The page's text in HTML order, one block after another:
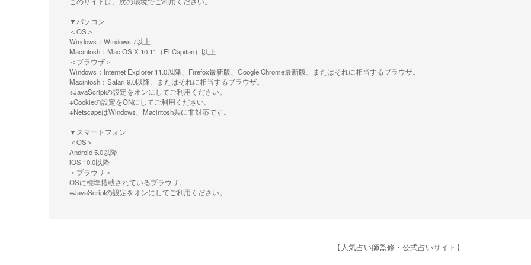
▼パソコン
＜OS＞
Windows：Windows 7以上
Macintosh：Mac OS X 10.11（El Capitan）以上
＜ブラウザ＞
Windows：Internet Explorer 11.0以降、Firefox最新版、Google Chrome最新版、またはそれに相当するブラウザ。
Macintosh：Safari 9.0以降、またはそれに相当するブラウザ。
※JavaScriptの設定をオンにしてご利用ください。
※Cookieの設定をONにしてご利用ください。
※NetscapeはWindows、Macintosh共に非対応です。
▼スマートフォン
＜OS＞
Android 5.0以降
iOS 10.0以降
＜ブラウザ＞
OSに標準搭載されているブラウザ。
※JavaScriptの設定をオンにしてご利用ください。
【人気占い師監修・公式占いサイト】